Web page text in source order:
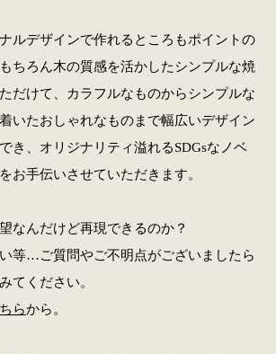
ルデザインで作れるところもポイントの
ちろん木の質感を活かしたシンプルな焼
だけて、カラフルなものからシンプルな
いたおしゃれなものまで幅広いデザイン
き、オリジナリティ溢れるSDGsなノベ
お手伝いさせていただきます。
なんだけど再現できるのか？
等…ご質問やご不明点がございましたら
てください。
らから。